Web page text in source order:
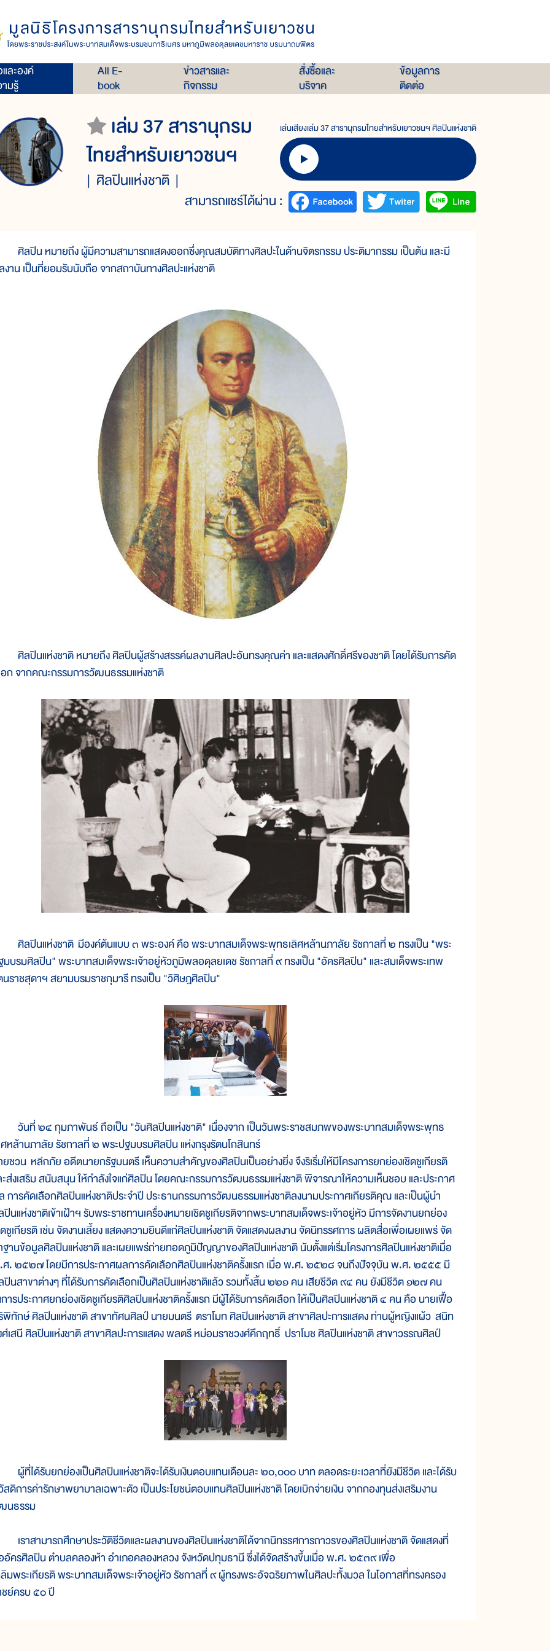
ละองค์
มรู้
All E-
book
ข่าวสารและ
กิจกรรม
สั่งซื้อและ
บริจาค
ข้อมูลการ
ติดต่อ
เล่ม 37 สารานุกรม
ไทยสำหรับเยาวชนฯ
ศิลปินแห่งชาติ
เล่นเสียงเล่ม 37 สารานุกรมไทยสำหรับเยาวชนฯ ศิลปินแห่งชาติ
สามารถแชร์ได้ผ่าน :
ปิน หมายถึง ผู้มีความสามารถแสดงออกซึ่งคุณสมบัติทางศิลปะในด้านจิตรกรรม ประติมากรรม เป็นต้น และมี
าน เป็นที่ยอมรับนับถือ จากสถาบันทางศิลปะแห่งชาติ
ปินแห่งชาติ หมายถึง ศิลปินผู้สร้างสรรค์ผลงานศิลปะอันทรงคุณค่า และแสดงศักดิ์ศรีของชาติ โดยได้รับการคัด
อก จากคณะกรรมการวัฒนธรรมแห่งชาติ
ปินแห่งชาติ มีองค์ต้นแบบ ๓ พระองค์ คือ พระบาทสมเด็จพระพุทธเลิศหล้านภาลัย รัชกาลที่ ๒ ทรงเป็น "พระ
บรมศิลปิน" พระบาทสมเด็จพระเจ้าอยู่หัวภูมิพลอดุลยเดช รัชกาลที่ ๙ ทรงเป็น "อัครศิลปิน" และสมเด็จพระเทพ
ราชสุดาฯ สยามบรมราชกุมารี ทรงเป็น "วิศิษฎศิลปิน"
ที่ ๒๔ กุมภาพันธ์ ถือเป็น "วันศิลปินแห่งชาติ" เนื่องจาก เป็นวันพระราชสมภพของพระบาทสมเด็จพระพุทธ
หล้านภาลัย รัชกาลที่ ๒ พระปฐมบรมศิลปิน แห่งกรุงรัตนโกสินทร์
ชวน หลีกภัย อดีตนายกรัฐมนตรี เห็นความสำคัญของศิลปินเป็นอย่างยิ่ง จึงริเริ่มให้มีโครงการยกย่องเชิดชูเกียรติ
ส่งเสริม สนับสนุน ให้กำลังใจแก่ศิลปิน โดยคณะกรรมการวัฒนธรรมแห่งชาติ พิจารณาให้ความเห็นชอบ และประกาศ
การคัดเลือกศิลปินแห่งชาติประจำปี ประธานกรรมการวัฒนธรรมแห่งชาติลงนามประกาศเกียรติคุณ และเป็นผู้นำ
นแห่งชาติเข้าเฝ้าฯ รับพระราชทานเครื่องหมายเชิดชูเกียรติจากพระบาทสมเด็จพระเจ้าอยู่หัว มีการจัดงานยกย่อง
ชูเกียรติ เช่น จัดงานเลี้ยง แสดงความยินดีแก่ศิลปินแห่งชาติ จัดแสดงผลงาน จัดนิทรรศการ ผลิตสื่อเพื่อเผยแพร่ จัด
านข้อมูลศิลปินแห่งชาติ และเผยแพร่ถ่ายทอดภูมิปัญญาของศิลปินแห่งชาติ นับตั้งแต่เริ่มโครงการศิลปินแห่งชาติเมื่อ
. ๒๕๒๗ โดยมีการประกาศผลการคัดเลือกศิลปินแห่งชาติครั้งแรก เมื่อ พ.ศ. ๒๕๒๘ จนถึงปัจจุบัน พ.ศ. ๒๕๕๕ มี
ปินสาขาต่างๆ ที่ได้รับการคัดเลือกเป็นศิลปินแห่งชาติแล้ว รวมทั้งสิ้น ๒๒๑ คน เสียชีวิต ๙๔ คน ยังมีชีวิต ๑๒๗ คน
ารประกาศยกย่องเชิดชูเกียรติศิลปินแห่งชาติครั้งแรก มีผู้ได้รับการคัดเลือก ให้เป็นศิลปินแห่งชาติ ๔ คน คือ นายเฟื้อ
พิทักษ์ ศิลปินแห่งชาติ สาขาทัศนศิลป์ นายมนตรี ตราโมท ศิลปินแห่งชาติ สาขาศิลปะการแสดง ท่านผู้หญิงแผ้ว สนิท
เสนี ศิลปินแห่งชาติ สาขาศิลปะการแสดง พลตรี หม่อมราชวงศ์คึกฤทธิ์ ปราโมช ศิลปินแห่งชาติ สาขาวรรณศิลป์
ได้รับยกย่องเป็นศิลปินแห่งชาติจะได้รับเงินตอบแทนเดือนละ ๒๐,๐๐๐ บาท ตลอดระยะเวลาที่ยังมีชีวิต และได้รับ
ดิการค่ารักษาพยาบาลเฉพาะตัว เป็นประโยชน์ตอบแทนศิลปินแห่งชาติ โดยเบิกจ่ายเงิน จากกองทุนส่งเสริมงาน
นธรรม
าสามารถศึกษาประวัติชีวิตและผลงานของศิลปินแห่งชาติได้จากนิทรรศการถาวรของศิลปินแห่งชาติ จัดแสดงที่
อัครศิลปิน ตำบลคลองห้า อำเภอคลองหลวง จังหวัดปทุมธานี ซึ่งได้จัดสร้างขึ้นเมื่อ พ.ศ. ๒๕๓๙ เพื่อ
มพระเกียรติ พระบาทสมเด็จพระเจ้าอยู่หัว รัชกาลที่ ๙ ผู้ทรงพระอัจฉริยภาพในศิลปะทั้งมวล ในโอกาสที่ทรงครอง
ชย์ครบ ๕๐ ปี